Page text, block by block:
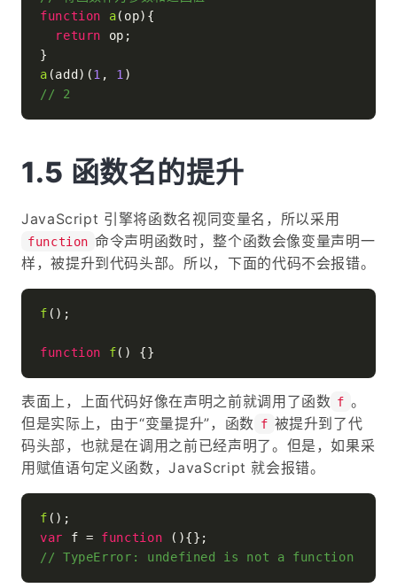
function
a( op){
return op;
a (add)(1 , 1
// 2
函数名的提升
JavaScript 引擎将函数名视同变量名，所以采用
function 命令声明函数时，整个函数会像变量声明一
样，被提升到代码头部。所以，下面的代码不会报错。
f ();
function f(
表面上，上面代码好像在声明之前就调用了函数 f 。
但是实际上，由于“变量提升”，函数 f 被提升到了代
码头部，也就是在调用之前已经声明了。但是，如果采
用赋值语句定义函数，JavaScript 就会报错。
f
var f = function (
// TypeError: undefined is not a function